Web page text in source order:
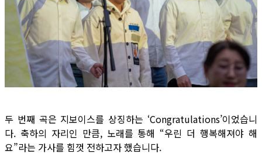
두 번째 곡은 지보이스를 상징하는 ‘Congratulations’이었습니
다. 축하의 자리인 만큼, 노래를 통해 “우린 더 행복해져야 해
요”라는 가사를 힘껏 전하고자 했습니다.